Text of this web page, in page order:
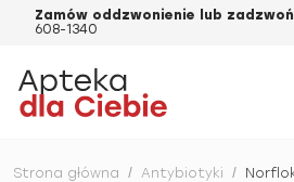
Zamów oddzwonienie lub
608-1340
Strona główna / Antybiotyki /